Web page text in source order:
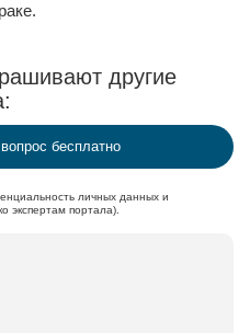
другие
бесплатно
личных данных и
экспертам портала).